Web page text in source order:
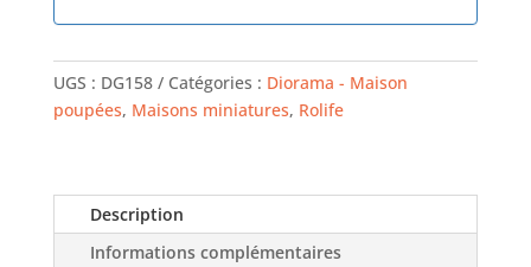
UGS : DG158 Catégories : Diorama - Maison
poupées, Maisons miniatures, Rolife
Description
Informations complémentaires